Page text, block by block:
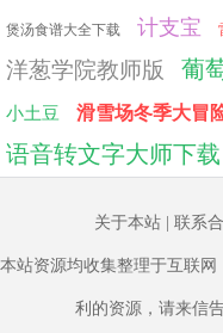
煲汤食谱大全下载 计支宝
洋葱学院教师版 葡
小土豆 滑雪场冬季大冒
语音转文字大师下载
关于本站 联系
本站资源均收集整理于互联
利的资源，请来信